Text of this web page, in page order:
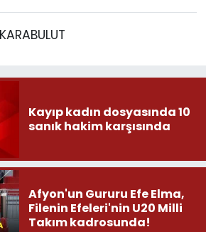
Kayıp kadın dosyasında 10
sanık hakim karşısında
Afyon'un Gururu Efe Elma,
Filenin Efeleri'nin U20 Milli
Takım kadrosunda!